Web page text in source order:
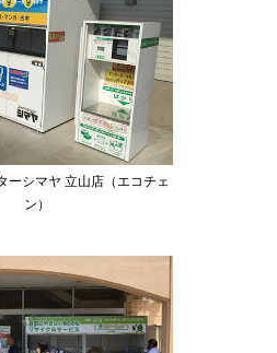
ーシマヤ 立山店（エコチェ
ン）